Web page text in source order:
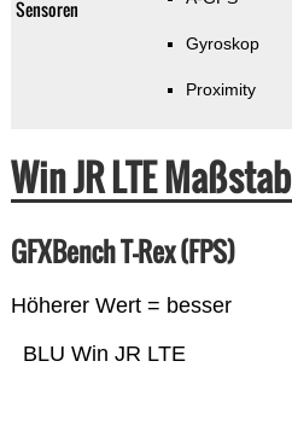
Sensoren
Gyroskop
Proximity
Win JR LTE Maßstab
GFXBench T-Rex (FPS)
Höherer Wert = besser
BLU Win JR LTE